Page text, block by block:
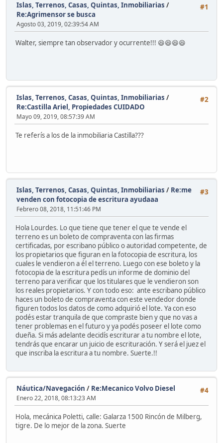
#1
Islas, Terrenos, Casas, Quintas, Inmobiliarias /
Re:Agrimensor se busca
Agosto 03, 2019, 02:39:54 AM
Walter, siempre tan observador y ocurrente!!! 😆😆😆😆
#2
Islas, Terrenos, Casas, Quintas, Inmobiliarias /
Re:Castilla Ariel, Propiedades CUIDADO
Mayo 09, 2019, 08:57:39 AM
Te referís a los de la inmobiliaria Castilla???
#3
Islas, Terrenos, Casas, Quintas, Inmobiliarias / Re:me
venden con fotocopia de escritura ayudaaa
Febrero 08, 2018, 11:51:46 PM
Hola Lourdes. Lo que tiene que tener el que te vende el
terreno es un boleto de compraventa con las firmas
certificadas, por escribano público o autoridad competente, de
los propietarios que figuran en la fotocopia de escritura, los
cuales le vendieron a él el terreno. Luego con ese boleto y la
fotocopia de la escritura pedís un informe de dominio del
terreno para verificar que los titulares que le vendieron son
los reales propietarios. Y con todo eso: ante escribano público
haces un boleto de compraventa con este vendedor donde
figuren todos los datos de como adquirió el lote. Ya con eso
podés estar tranquila de que compraste bien y que no vas a
tener problemas en el futuro y ya podés poseer el lote como
dueña. Si más adelante decidís escriturar a tu nombre el lote,
tendrás que encarar un juicio de escrituración. Y será el juez el
que inscriba la escritura a tu nombre. Suerte.!!
#4
Náutica/Navegación / Re:Mecanico Volvo Diesel
Enero 22, 2018, 08:13:23 AM
Hola, mecánica Poletti, calle: Galarza 1500 Rincón de Milberg,
tigre. De lo mejor de la zona. Suerte